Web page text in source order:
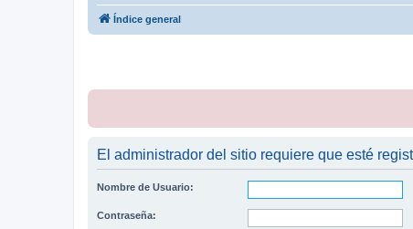
Índice general
El administrador del sitio requiere que esté
Nombre de Usuario:
Contraseña: